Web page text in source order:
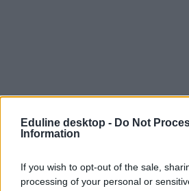
Eduline desktop - Do Not
Information
If you wish to opt-out of the sale,
processing of your personal or